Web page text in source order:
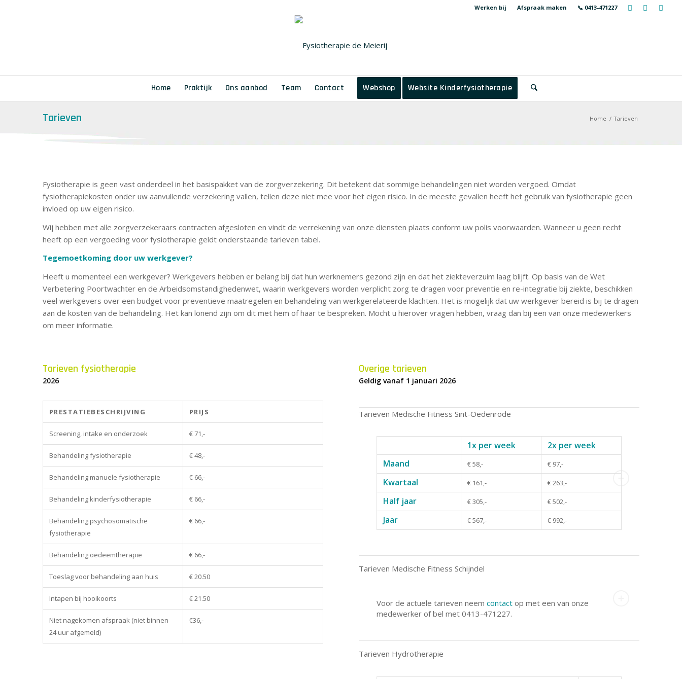
Werken bij Afspraak maken 📞 0413-471227
Home Praktijk Ons aanbod Team Contact Webshop Website Kinderfysiotherapie
Tarieven Home / Tarieven
Fysiotherapie is geen vast onderdeel in het basispakket van de zorgverzekering. Dit betekent dat sommige behandelingen niet worden vergoed. Omdat
fysiotherapiekosten onder uw aanvullende verzekering vallen, tellen deze niet mee voor het eigen risico. In de meeste gevallen heeft het gebruik van fysiotherapie geen
invloed op uw eigen risico.
Wij hebben met alle zorgverzekeraars contracten afgesloten en vindt de verrekening van onze diensten plaats conform uw polis voorwaarden. Wanneer u geen recht
heeft op een vergoeding voor fysiotherapie geldt onderstaande tarieven tabel.
Tegemoetkoming door uw werkgever?
Heeft u momenteel een werkgever? Werkgevers hebben er belang bij dat hun werknemers gezond zijn en dat het ziekteverzuim laag blijft. Op basis van de Wet
Verbetering Poortwachter en de Arbeidsomstandighedenwet, waarin werkgevers worden verplicht zorg te dragen voor preventie en re-integratie bij ziekte, beschikken
veel werkgevers over een budget voor preventieve maatregelen en behandeling van werkgerelateerde klachten. Het is mogelijk dat uw werkgever bereid is bij te dragen
aan de kosten van de behandeling. Het kan lonend zijn om dit met hem of haar te bespreken. Mocht u hierover vragen hebben, vraag dan bij een van onze medewerkers
om meer informatie.
Tarieven fysiotherapie
2026
PRESTATIEBESCHRIJVING PRIJS
Screening, intake en onderzoek € 71,-
Behandeling fysiotherapie € 48,-
Behandeling manuele fysiotherapie € 66,-
Behandeling kinderfysiotherapie € 66,-
Behandeling psychosomatische
fysiotherapie
€ 66,-
Behandeling oedeemtherapie € 66,-
Toeslag voor behandeling aan huis € 20.50
Intapen bij hooikoorts € 21.50
Niet nagekomen afspraak (niet binnen
24 uur afgemeld)
€36,-
Overige tarieven
Geldig vanaf 1 januari 2026
Tarieven Medische Fitness Sint-Oedenrode
1x per week
2x per week
Maand
€ 58,- € 97,-
Kwartaal € 161,- € 263,-
Half jaar € 305,- € 502,-
Jaar € 567,- € 992,-
Tarieven Medische Fitness Schijndel
Voor de actuele tarieven neemcontact op met een van onze
medewerker of bel met 0413-471227.
Tarieven Hydrotherapie